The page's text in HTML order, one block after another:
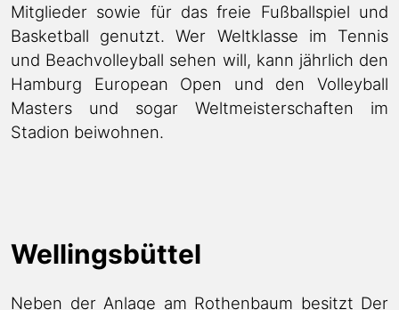
Mitglieder sowie für das freie Fußballspiel und
Basketball genutzt. Wer Weltklasse im Tennis
und Beachvolleyball sehen will, kann jährlich den
Hamburg European Open und den Volleyball
Masters und sogar Weltmeisterschaften im
Stadion beiwohnen.
Wellingsbüttel
Neben der Anlage am Rothenbaum besitzt Der